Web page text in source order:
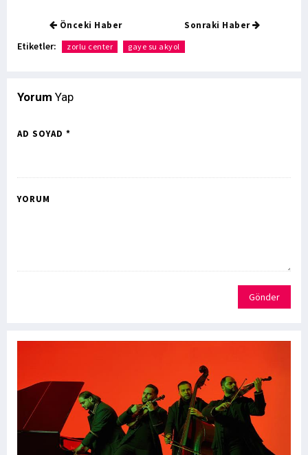
Önceki Haber Sonraki Haber
Etiketler: zorlu center gaye su akyol
Yorum Yap
AD SOYAD *
YORUM
Gönder